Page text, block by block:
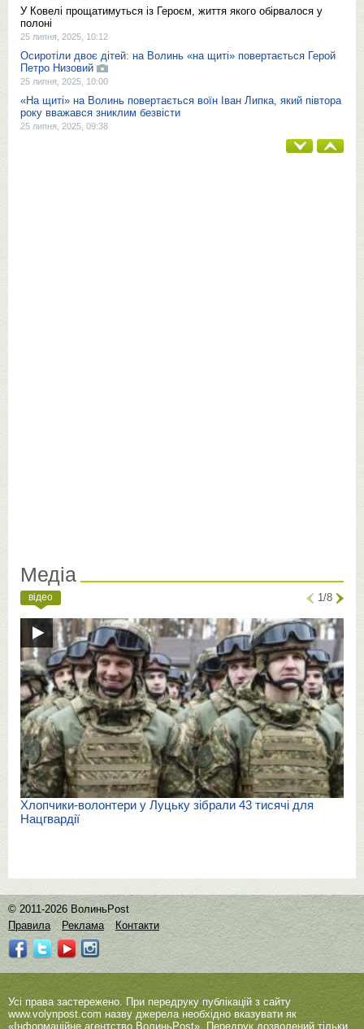
У Ковелі прощатимуться із Героєм, життя якого обірвалося у
полоні
25 липня, 2025, 10:12
Осиротіли двоє дітей: на Волинь «на щиті» повертається Герой
Петро Низовий
25 липня, 2025, 10:00
«На щиті» на Волинь повертається воїн Іван Липка, який півтора
року вважався зниклим безвісти
25 липня, 2025, 09:38
Медіа
відео 1/8
Хлопчики-волонтери у Луцьку зібрали 43 тисячі для
Нацгвардії
© 2011-2026 ВолиньPost
Правила
Реклама Контакти
Усі права застережено. При передруку публікацій з сайту
www.volynpost.com назву джерела необхідно вказувати як
«Інформаційне агентство ВолиньPost». Передрук дозволений тільки